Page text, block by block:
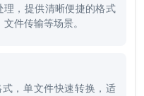
，提供清晰便捷的格式
件传输等场景。
，单文件快速转换，适